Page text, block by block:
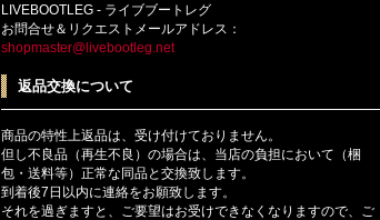
LIVEBOOTLEG - ライブブートレグ
お問合せ＆リクエストメールアドレス：
shopmaster@livebootleg.net
返品交換について
商品の特性上返品は、受け付けておりません。
但し不良品（再生不良）の場合は、当店の負担において（梱
包・送料等）正常な同品と交換致します。
到着後7日以内に連絡をお願致します。
それを過ぎますと、ご要望はお受けできなくなりますので、ご